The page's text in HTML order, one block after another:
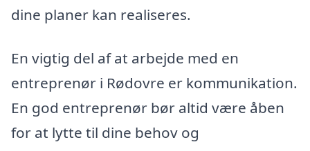
dine planer kan realiseres.
En vigtig del af at arbejde med en
entreprenør i Rødovre er kommunikation.
En god entreprenør bør altid være åben
for at lytte til dine behov og